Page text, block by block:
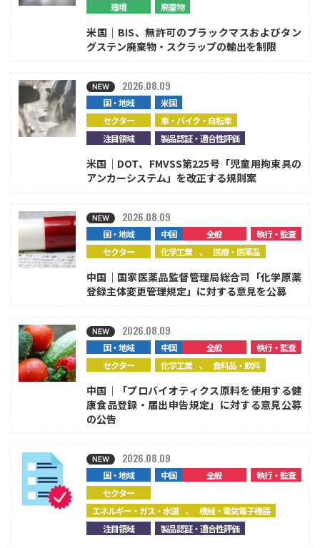
環境
廃棄物
米国｜BIS、無許可のブラックマスおよびタン
グステン廃棄物・スクラップの輸出を制限
国・地域
米国
セクター
車・バイク・自転車
注目領域
製品認証・適合性評価
2026.08.09
米国｜DOT、FMVSS第225号「児童用拘束具の
アンカーシステム」を改正する規則案
国・地域 中国 全般
執行・監査
セクター
化学工業 、医療・医薬品
2026.08.09
中国｜国家医薬品監督管理局総合司「化学原薬
登録主体変更管理規定」に対する意見を公募
国・地域 中国 全般
執行・監査
セクター
化学工業 、食料品・飲料
2026.08.09
中国｜「プロバイオティクス原料を使用する健
康食品登録・届出申告規定」に対する意見公募
の公告
国・地域 中国 全般
執行・監査
セクター
エネルギー・ガス・水道 、機械・電気電子機器
注目領域
製品認証・適合性評価
2026.08.09